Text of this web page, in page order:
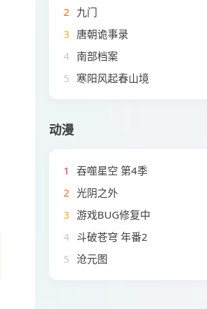
2 九门
3 唐朝诡事录
4 南部档案
5 寒阳风起春山境
动漫
1
吞噬星空 第4季
2 光阴之外
3 游戏BUG修复中
4 斗破苍穹 年番2
5 沧元图